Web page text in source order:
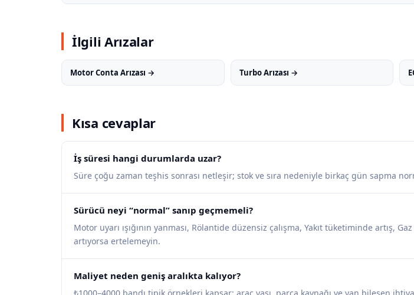
İlgili Arızalar
Motor Conta Arızası → Turbo Arızası →
Kısa cevaplar
İş süresi hangi durumlarda uzar?
Süre çoğu zaman teşhis sonrası netleşir; stok ve sıra nedeniyle birkaç gün sapma
Sürücü neyi “normal” sanıp geçmemeli?
Motor uyarı ışığının yanması, Rölantide düzensiz çalışma, Yakıt tüketiminde
artıyorsa ertelemeyin.
Maliyet neden geniş aralıkta kalıyor?